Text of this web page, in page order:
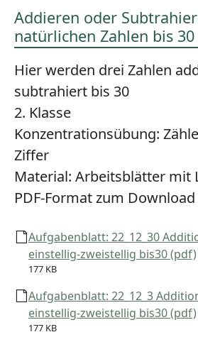
Addieren oder
natürlichen Zahlen bis 30
Hier werden drei Zahlen
subtrahiert bis 30
2. Klasse
Konzentrationsübung:
Ziffer
Material: Arbeitsblätter mit
PDF-Format zum Download
Aufgabenblatt: 22_12_30
einstellig-zweistellig bis30 (pdf)
177 KB
Aufgabenblatt: 22_12_3
einstellig-zweistellig bis30 (pdf)
177 KB